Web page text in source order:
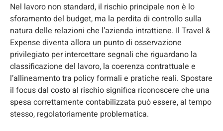
Nel lavoro non standard, il rischio principale non è lo
sforamento del budget, ma la perdita di controllo sulla
natura delle relazioni che l’azienda intrattiene. Il Travel &
Expense diventa allora un punto di osservazione
privilegiato per intercettare segnali che riguardano la
classificazione del lavoro, la coerenza contrattuale e
l’allineamento tra policy formali e pratiche reali. Spostare
il focus dal costo al rischio significa riconoscere che una
spesa correttamente contabilizzata può essere, al tempo
stesso, regolatoriamente problematica.